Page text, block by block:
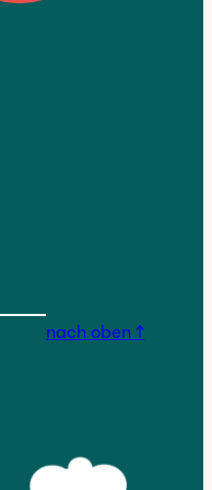
nach oben ↑